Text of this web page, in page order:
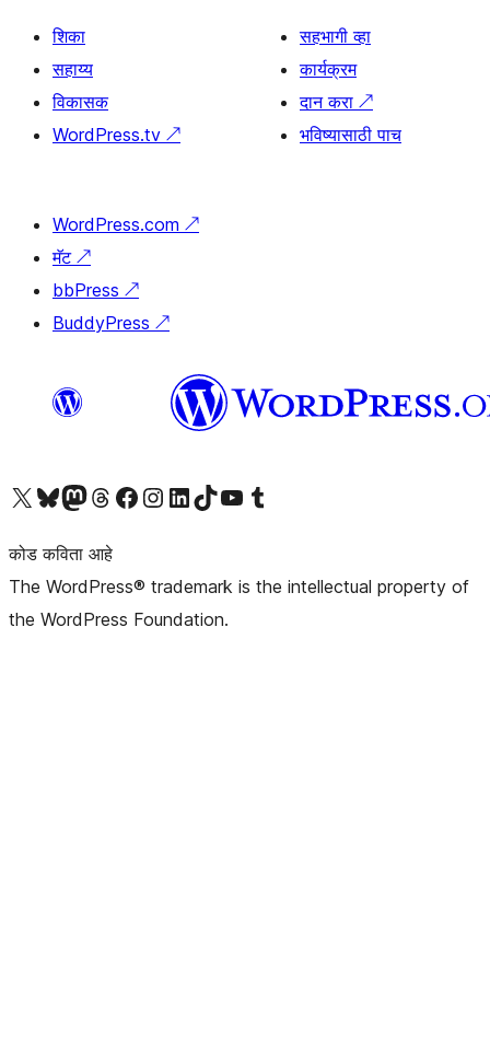
शिका
सहाय्य
विकासक
WordPress.tv ↗
सहभागी व्हा
कार्यक्रम
दान करा ↗
भविष्यासाठी पाच
WordPress.com ↗
मॅट ↗
bbPress ↗
BuddyPress ↗
आमच्या X (एक्स) (पूर्वीचे ट्विटर) खात्याला भेट द्या आमच्या ब्लूस्की खात्याला भेट द्या.आमच्या Mastodon खात्याला भेट द्या.आमच्या थ्रेड्स खात्याला भेट द्या. आमच्या फेसबुक पेजला भेट द्या आमच्या इंस्टाग्राम खात्याला भेट द्या आमच्या लिंक्डइन खात्याला भेट द्या आमच्या टिकटॉक अकाउंटला भेट द्या.आमच्या यूट्यूब चॅनेलला भेट द्या आमच्या टंबलर खात्याला भेट द्या.
कोड कविता आहे
The WordPress® trademark is the intellectual property of
the WordPress Foundation.